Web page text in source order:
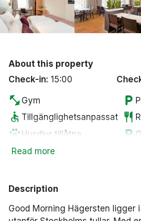
Bergen
Hela Danmark
About this property
Check-in: 15:00
fitness_center Gym local_parking
accessible Tillgänglighetsanpassat restaurant
pets Husdjur tillåtna local_parking
wifiFritt WiFi
Read more
Description
Good Morning Hägersten ligger